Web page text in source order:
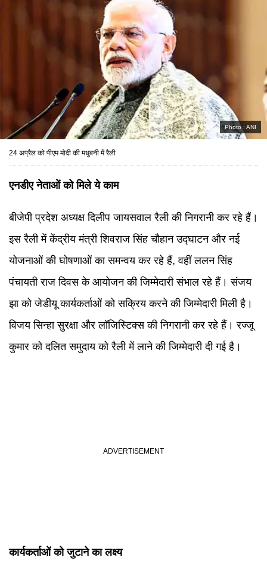
Photo : ANI
24 अप्रैल को पीएम मोदी की मधुबनी में रैली
एनडीए नेताओं को मिले ये काम
बीजेपी प्रदेश अध्यक्ष दिलीप जायसवाल रैली की निगरानी कर रहे हैं।
इस रैली में केंद्रीय मंत्री शिवराज सिंह चौहान उद्घाटन और नई
योजनाओं की घोषणाओं का समन्वय कर रहे हैं, वहीं ललन सिंह
पंचायती राज दिवस के आयोजन की जिम्मेदारी संभाल रहे हैं। संजय
झा को जेडीयू कार्यकर्ताओं को सक्रिय करने की जिम्मेदारी मिली है।
विजय सिन्हा सुरक्षा और लॉजिस्टिक्स की निगरानी कर रहे हैं। रज्जू
कुमार को दलित समुदाय को रैली में लाने की जिम्मेदारी दी गई है।
कार्यकर्ताओं को जुटाने का लक्ष्य